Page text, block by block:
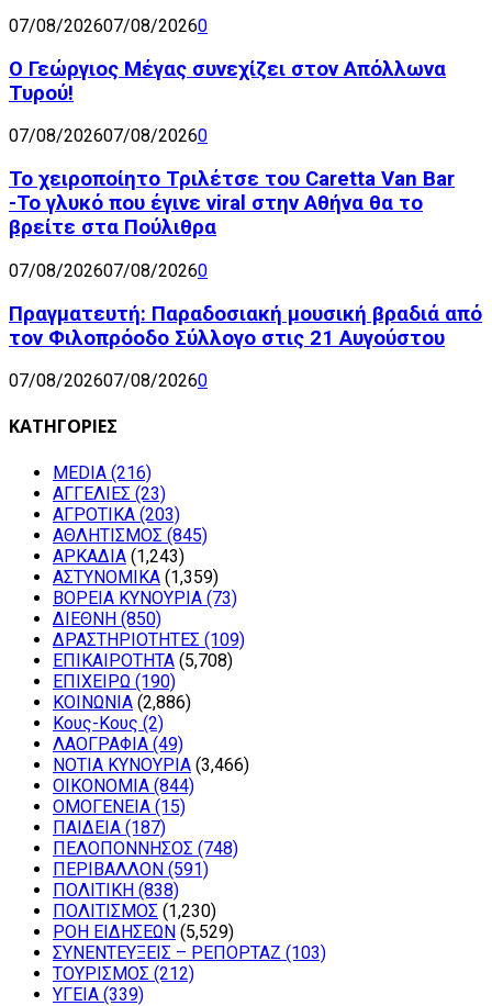
07/08/202607/08/20260
Ο Γεώργιος Μέγας συνεχίζει στον Απόλλωνα
Τυρού!
07/08/202607/08/20260
Το χειροποίητο Τριλέτσε του Caretta Van Bar
-Το γλυκό που έγινε viral στην Αθήνα θα το
βρείτε στα Πούλιθρα
07/08/202607/08/20260
Πραγματευτή: Παραδοσιακή μουσική βραδιά από
τον Φιλοπρόοδο Σύλλογο στις 21 Αυγούστου
07/08/202607/08/20260
ΚΑΤΗΓΟΡΙΕΣ
MEDIA (216)
ΑΓΓΕΛΙΕΣ (23)
ΑΓΡΟΤΙΚΑ (203)
ΑΘΛΗΤΙΣΜΟΣ (845)
ΑΡΚΑΔΙΑ (1,243)
ΑΣΤΥΝΟΜΙΚΑ (1,359)
ΒΟΡΕΙΑ ΚΥΝΟΥΡΙΑ (73)
ΔΙΕΘΝΗ (850)
ΔΡΑΣΤΗΡΙΟΤΗΤΕΣ (109)
ΕΠΙΚΑΙΡΟΤΗΤΑ (5,708)
ΕΠΙΧΕΙΡΩ (190)
ΚΟΙΝΩΝΙΑ (2,886)
Κους-Κους (2)
ΛΑΟΓΡΑΦΙΑ (49)
ΝΟΤΙΑ ΚΥΝΟΥΡΙΑ (3,466)
ΟΙΚΟΝΟΜΙΑ (844)
ΟΜΟΓΕΝΕΙΑ (15)
ΠΑΙΔΕΙΑ (187)
ΠΕΛΟΠΟΝΝΗΣΟΣ (748)
ΠΕΡΙΒΑΛΛΟΝ (591)
ΠΟΛΙΤΙΚΗ (838)
ΠΟΛΙΤΙΣΜΟΣ (1,230)
ΡΟΗ ΕΙΔΗΣΕΩΝ (5,529)
ΣΥΝΕΝΤΕΥΞΕΙΣ – ΡΕΠΟΡΤΑΖ (103)
ΤΟΥΡΙΣΜΟΣ (212)
ΥΓΕΙΑ (339)